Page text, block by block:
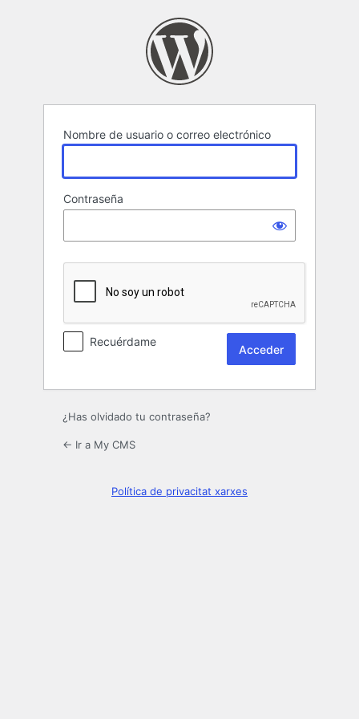
Nombre de usuario o correo electrónico
Contraseña
Recuérdame
¿Has olvidado tu contraseña?
← Ir a My CMS
Política de privacitat xarxes